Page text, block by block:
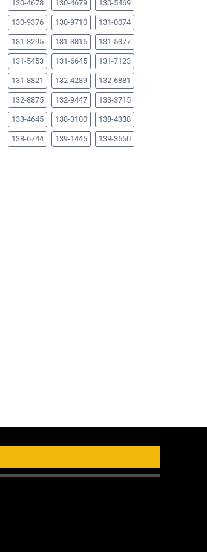
130-4678 130-4679 130-5469
130-9376 130-9710 131-0074
131-3295 131-3815 131-5377
131-5453 131-6645 131-7123
131-8821 132-4289 132-6881
132-8875 132-9447 133-3715
133-4645 138-3100 138-4338
138-6744 139-1445 139-3550